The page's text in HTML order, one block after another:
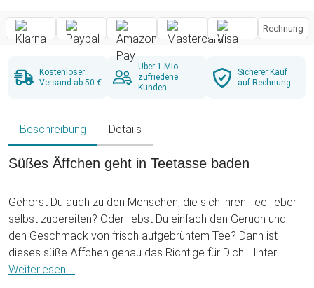
Rechnung
Kostenloser
Versand ab 50 €
Über 1 Mio.
zufriedene
Kunden
Sicherer Kauf
auf Rechnung
Beschreibung Details
Süßes Äffchen geht in Teetasse baden
Gehörst Du auch zu den Menschen, die sich ihren Tee lieber
selbst zubereiten? Oder liebst Du einfach den Geruch und
den Geschmack von frisch aufgebrühtem Tee? Dann ist
dieses süße Äffchen genau das Richtige für Dich! Hinter
diesem possierlichen Tierchen verbirgt sich nämlich eine
Weiterlesen ...